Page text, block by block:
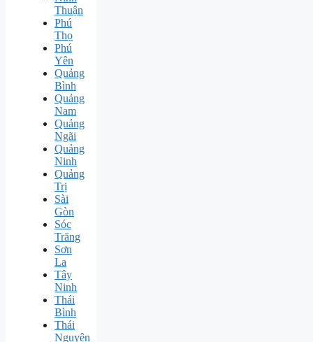
Thuận
Phú
Thọ
Phú
Yên
Quảng
Bình
Quảng
Nam
Quảng
Ngãi
Quảng
Ninh
Quảng
Trị
Sài
Gòn
Sóc
Trăng
Sơn
La
Tây
Ninh
Thái
Bình
Thái
Nguyên